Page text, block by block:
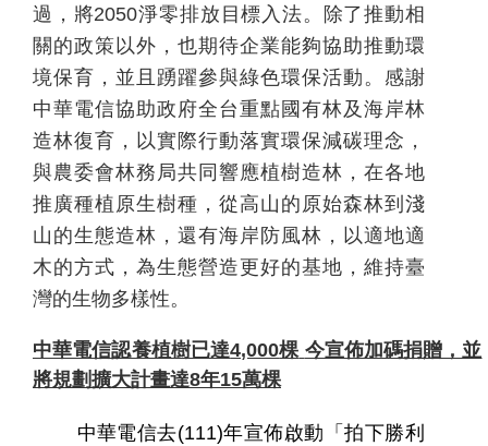
過，將2050淨零排放目標入法。除了推動相
關的政策以外，也期待企業能夠協助推動環
境保育，並且踴躍參與綠色環保活動。 感謝
中華電信協助政府全台重點國有林及海岸林
造林復育，以實際行動落實環保減碳理念，
與農委會林務局共同響應植樹造林，在各地
推廣種植原生樹種，從高山的原始森林到淺
山的生態造林，還有海岸防風林，以適地適
木的方式，為生態營造更好的基地，維持臺
灣的生物多樣性。
中華電信認養植樹已達4,000棵 今宣佈加碼捐贈，並
將規劃擴大計畫達8年15萬棵
中華電信去(111)年宣佈啟動「拍下勝利